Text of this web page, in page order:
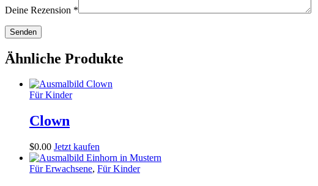
Deine Rezension *
Ähnliche Produkte
Für Kinder
Clown
$0.00 Jetzt kaufen
Für Erwachsene, Für Kinder